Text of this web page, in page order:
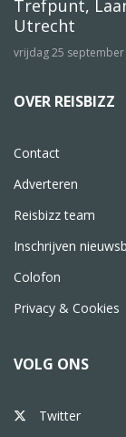
Trefpunt,
Utrecht
vrijdag 25 september
OVER REISBIZZ
Contact
Adverteren
Reisbizz team
Inschrijven
Colofon
Privacy & Cookies
VOLG ONS
Twitter